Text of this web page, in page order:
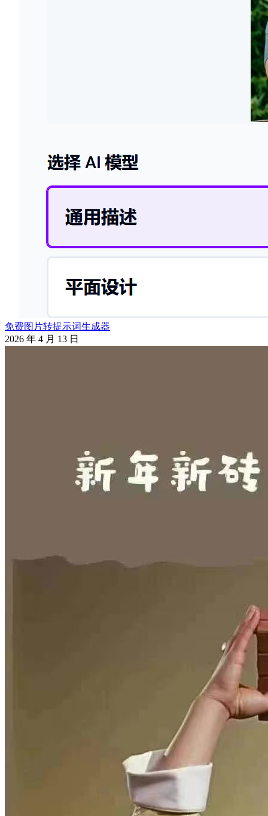
免费图片转提示词生成器
2026 年 4 月 13 日